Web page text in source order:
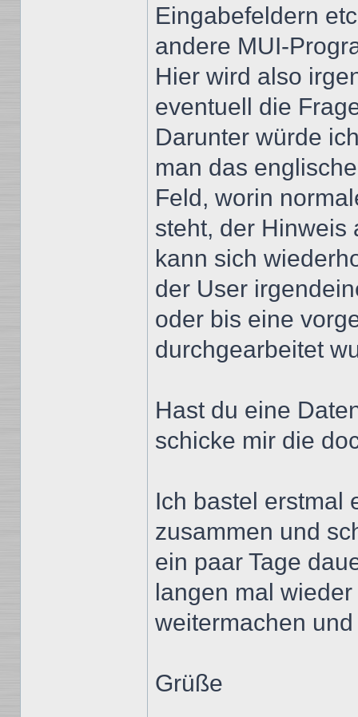
Eingabefeldern
andere MUI-
Hier wird also
eventuell die
Darunter würde
man das
Feld, worin
steht, der Hinweis
kann sich
der User
oder bis eine
durchgearbeitet
Hast du eine
schicke mir die
Ich bastel erstmal
zusammen und
ein paar Tage
langen mal
weitermachen
Grüße